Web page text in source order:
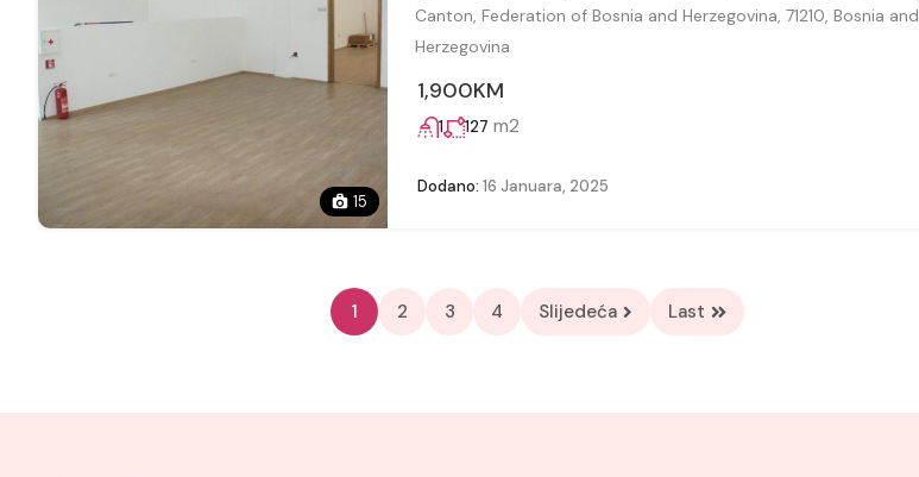
15
Canton, Federation of Bosnia and Herzegovina, 71210, Bosnia and
Herzegovina
1,900KM
1 127 m2
Dodano: 16 Januara, 2025
1 2 3 4 Slijedeća Last